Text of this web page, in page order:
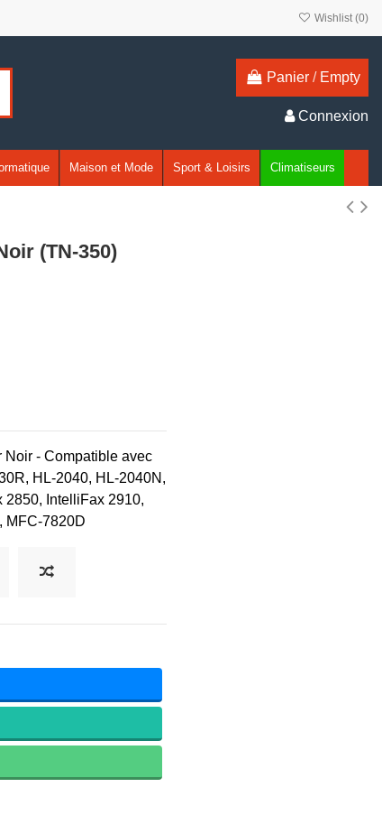
Wishlist (0)
Panier / Empty
Connexion
Maison et Mode Sport & Loisirs Climatiseurs
(TN-350)
Noir - Compatible avec
HL-2040, HL-2040N,
2850, IntelliFax 2910,
MFC-7820D